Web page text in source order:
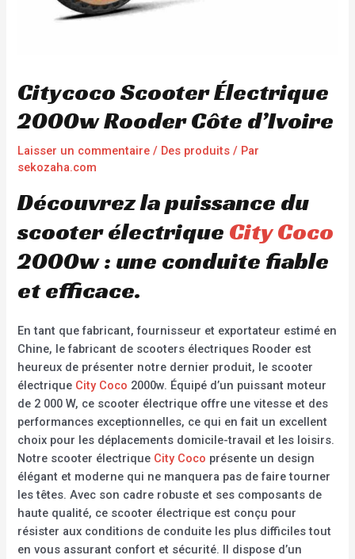
Citycoco Scooter Électrique
2000w Rooder Côte d’Ivoire
Laisser un commentaire / Des produits / Par
sekozaha.com
Découvrez la puissance du
scooter électrique City Coco
2000w : une conduite fiable
et efficace.
En tant que fabricant, fournisseur et exportateur estimé en
Chine, le fabricant de scooters électriques Rooder est
heureux de présenter notre dernier produit, le scooter
électrique City Coco 2000w. Équipé d’un puissant moteur
de 2 000 W, ce scooter électrique offre une vitesse et des
performances exceptionnelles, ce qui en fait un excellent
choix pour les déplacements domicile-travail et les loisirs.
Notre scooter électrique City Coco présente un design
élégant et moderne qui ne manquera pas de faire tourner
les têtes. Avec son cadre robuste et ses composants de
haute qualité, ce scooter électrique est conçu pour
résister aux conditions de conduite les plus difficiles tout
en vous assurant confort et sécurité. Il dispose d’un